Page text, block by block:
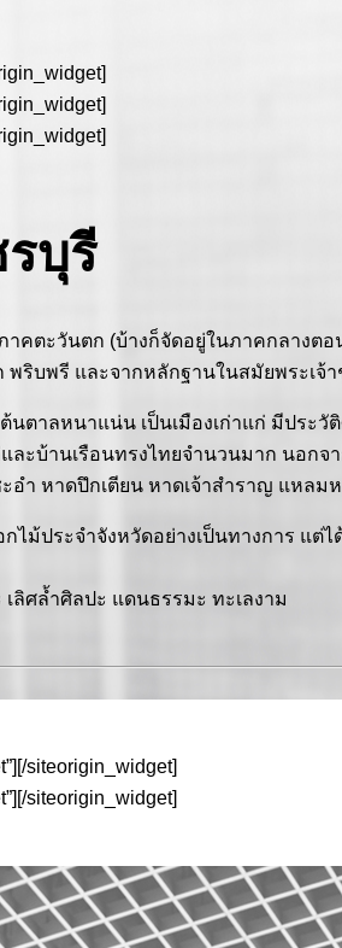
บุรี
าคตะวันตก (บ้างก็จัดอยู่ในภาคกลาง
พริบพรี และจากหลักฐานในสมัยพระเ
ตาลหนาแน่น เป็นเมืองเก่าแก่ มีประ
ะบ้านเรือนทรงไทยจำนวนมาก นอก
ำ หาดปึกเตียน หาดเจ้าสำราญ แหลม
ไม้ประจำจังหวัดอย่างเป็นทางการ แ
ลิศล้ำศิลปะ แดนธรรมะ ทะเลงาม
[/siteorigin_widget]
[/siteorigin_widget]